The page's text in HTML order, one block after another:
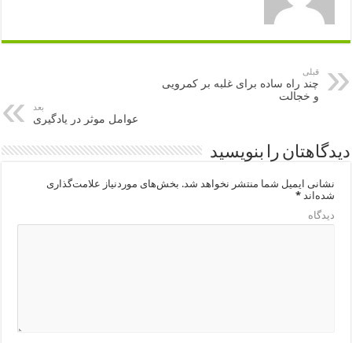
قبلی
چند راه ساده برای غلبه بر کمرویی
و خجالت
بعد
عوامل موثر در یادگیری
دیدگاهتان را بنویسید
نشانی ایمیل شما منتشر نخواهد شد. بخش‌های موردنیاز علامت‌گذاری
شده‌اند*
دیدگاه